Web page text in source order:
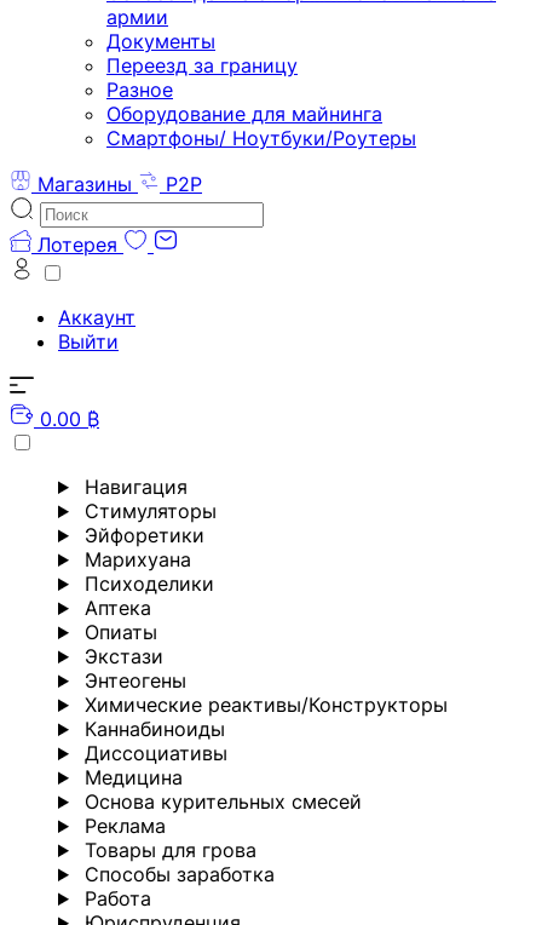
армии
Документы
Переезд за границу
Разное
Оборудование для майнинга
Смартфоны/ Ноутбуки/Роутеры
Магазины
P2P
Лотерея
Аккаунт
Выйти
0.00 ₿
Навигация
Стимуляторы
Эйфоретики
Марихуана
Психоделики
Аптека
Опиаты
Экстази
Энтеогены
Химические реактивы/Конструкторы
Каннабиноиды
Диссоциативы
Медицина
Основа курительных смесей
Реклама
Товары для грова
Способы заработка
Работа